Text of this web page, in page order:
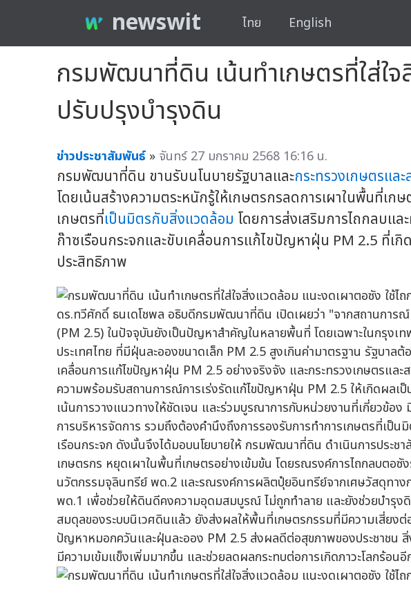
newswit ไทย English
กรมพัฒนาที่ดิน เน้นทำเกษตรที่ใส่ใ
ปรับปรุงบำรุงดิน
ข่าวประชาสัมพันธ์ » จันทร์ 27 มกราคม 2568 16:16 น.
กรมพัฒนาที่ดิน ขานรับนโนบายรัฐบาลและกระทรวงเกษตรแล
โดยเน้นสร้างความตระหนักรู้ให้เกษตรกรลดการเผาในพื้นที่เกษ
เกษตรที่เป็นมิตรกับสิ่งแวดล้อม โดยการส่งเสริมการไถกลบแ
ก๊าซเรือนกระจกและขับเคลื่อนการแก้ไขปัญหาฝุ่น PM 2.5 ที่เ
ประสิทธิภาพ
ดร.ทวีศักดิ์ ธนเดโชพล อธิบดีกรมพัฒนาที่ดิน เปิดเผยว่า "จากสถานการณ์
(PM 2.5) ในปัจจุบันยังเป็นปัญหาสำคัญในหลายพื้นที่ โดยเฉพาะในกรุงเ
ประเทศไทย ที่มีฝุ่นละอองขนาดเล็ก PM 2.5 สูงเกินค่ามาตรฐาน รัฐบาล
เคลื่อนการแก้ไขปัญหาฝุ่น PM 2.5 อย่างจริงจัง และกระทรวงเกษตรแล
ความพร้อมรับสถานการณ์การเร่งรัดแก้ไขปัญหาฝุ่น PM 2.5 ให้เกิดผลเ
เน้นการวางแนวทางให้ชัดเจน และร่วมบูรณาการกับหน่วยงานที่เกี่ยวข้อ
การบริหารจัดการ รวมถึงต้องคำนึงถึงการรองรับการทำการเกษตรที่เป็
เรือนกระจก ดังนั้นจึงได้มอบนโยบายให้ กรมพัฒนาที่ดิน ดำเนินการประช
เกษตรกร หยุดเผาในพื้นที่เกษตรอย่างเข้มข้น โดยรณรงค์การไถกลบตอ
นวัตกรรมจุลินทรีย์ พด.2 และรณรงค์การผลิตปุ๋ยอินทรีย์จากเศษวัสดุทาง
พด.1 เพื่อช่วยให้ดินดีคงความอุดมสมบูรณ์ ไม่ถูกทำลาย และยังช่วยบำรุง
สมดุลของระบบนิเวศดินแล้ว ยังส่งผลให้พื้นที่เกษตรกรรมที่มีความเสี่ยงต่
ปัญหาหมอกควันและฝุ่นละออง PM 2.5 ส่งผลดีต่อสุขภาพของประชาชน
มีความเข้มแข็งเพิ่มมากขึ้น และช่วยลดผลกระทบต่อการเกิดภาวะโลกร้อน